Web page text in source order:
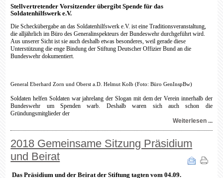
Stellvertretender Vorsitzender übergibt Spende für das
Soldatenhilfswerk e.V.
Die Scheckübergabe an das Soldatenhilfswerk e.V. ist eine Traditionsveranstaltung,
die alljährlich im Büro des Generalinspekteurs der Bundeswehr durchgeführt wird.
Aus unserer Sicht ist sie auch deshalb etwas besonderes, weil gerade diese
Unterstützung die enge Bindung der Stiftung Deutscher Offizier Bund an die
Bundeswehr dokumentiert.
General Eberhard Zorn und Oberst a.D. Helmut Kolb (Foto: Büro GenInspBw)
Soldaten helfen Soldaten war jahrelang der Slogan mit dem der Verein innerhalb der
Bundeswehr um Spenden warb. Deshalb waren sich auch schon die
Gründungsmitglieder der
Weiterlesen ...
2018 Gemeinsame Sitzung Präsidium
und Beirat
Das Präsidium und der Beirat der Stiftung tagten vom 04.09.